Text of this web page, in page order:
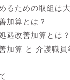
るための取組は
加算とは？
遇改善加算とは？
加算 と 介護職員